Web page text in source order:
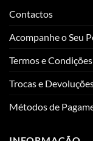
Contactos
Acompanhe o Seu
Termos e Condições
Trocas e
Métodos de